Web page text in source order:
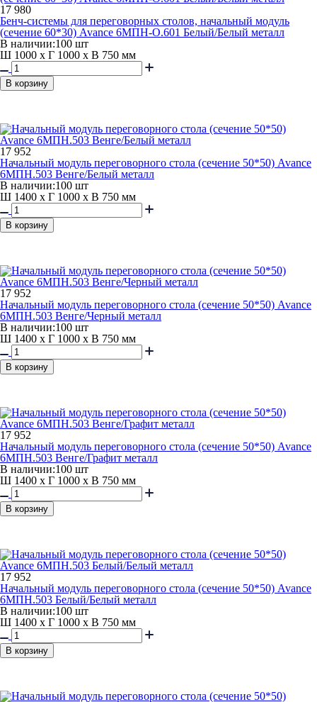
17 980
Бенч-системы для переговорных столов, начальный модуль
(сечение 60*30) Avance 6МПН-О.601 Белый/Белый металл
В наличии:100 шт
Ш 1000 x Г 1000 x В 750 мм
В корзину
17 952
Начальный модуль переговорного стола (сечение 50*50) Avance
6МПН.503 Венге/Белый металл
В наличии:100 шт
Ш 1400 x Г 1000 x В 750 мм
В корзину
17 952
Начальный модуль переговорного стола (сечение 50*50) Avance
6МПН.503 Венге/Черный металл
В наличии:100 шт
Ш 1400 x Г 1000 x В 750 мм
В корзину
17 952
Начальный модуль переговорного стола (сечение 50*50) Avance
6МПН.503 Венге/Графит металл
В наличии:100 шт
Ш 1400 x Г 1000 x В 750 мм
В корзину
17 952
Начальный модуль переговорного стола (сечение 50*50) Avance
6МПН.503 Белый/Белый металл
В наличии:100 шт
Ш 1400 x Г 1000 x В 750 мм
В корзину